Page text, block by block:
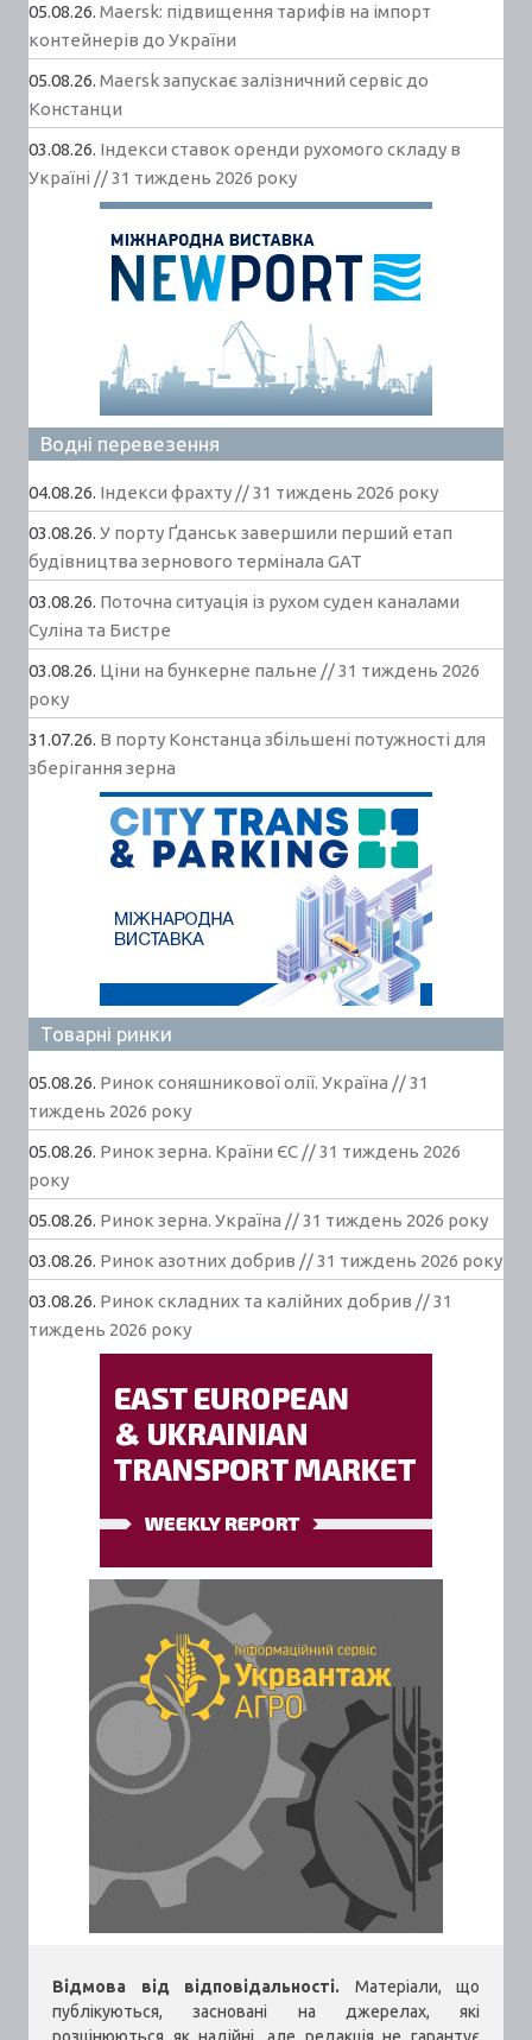
05.08.26. Maersk: підвищення тарифів на імпорт
контейнерів до України
05.08.26. Maersk запускає залізничний сервіс до
Констанци
03.08.26. Індекси ставок оренди рухомого складу в
Україні // 31 тиждень 2026 року
Водні перевезення
04.08.26. Індекси фрахту // 31 тиждень 2026 року
03.08.26. У порту Ґданськ завершили перший етап
будівництва зернового термінала GAT
03.08.26. Поточна ситуація із рухом суден каналами
Суліна та Бистре
03.08.26. Ціни на бункерне пальне // 31 тиждень 2026
року
31.07.26. В порту Констанца збільшені потужності для
зберігання зерна
Товарні ринки
05.08.26. Ринок соняшникової олії. Україна // 31
тиждень 2026 року
05.08.26. Ринок зерна. Країни ЄС // 31 тиждень 2026
року
05.08.26. Ринок зерна. Україна // 31 тиждень 2026 року
03.08.26. Ринок азотних добрив // 31 тиждень 2026 року
03.08.26. Ринок складних та калійних добрив // 31
тиждень 2026 року
Відмова від відповідальності. Матеріали, що
публікуються, засновані на джерелах, які